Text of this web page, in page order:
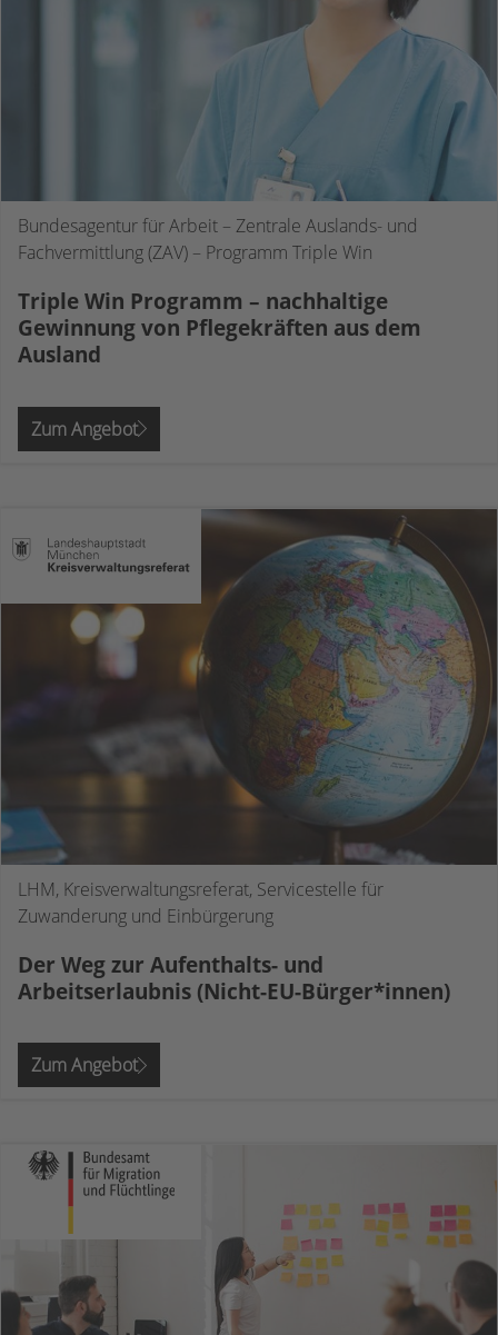
Bundesagentur für Arbeit – Zentrale Auslands- und
Fachvermittlung (ZAV) – Programm Triple Win
Triple Win Programm – nachhaltige
Gewinnung von Pflegekräften aus dem
Ausland
Zum Angebot
LHM, Kreisverwaltungsreferat, Servicestelle für
Zuwanderung und Einbürgerung
Der Weg zur Aufenthalts- und
Arbeitserlaubnis (Nicht-EU-Bürger*innen)
Zum Angebot